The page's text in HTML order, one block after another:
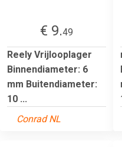
€ 9.49
Reely Vrijlooplager
Binnendiameter: 6
mm Buitendiameter:
10 ...
Conrad NL